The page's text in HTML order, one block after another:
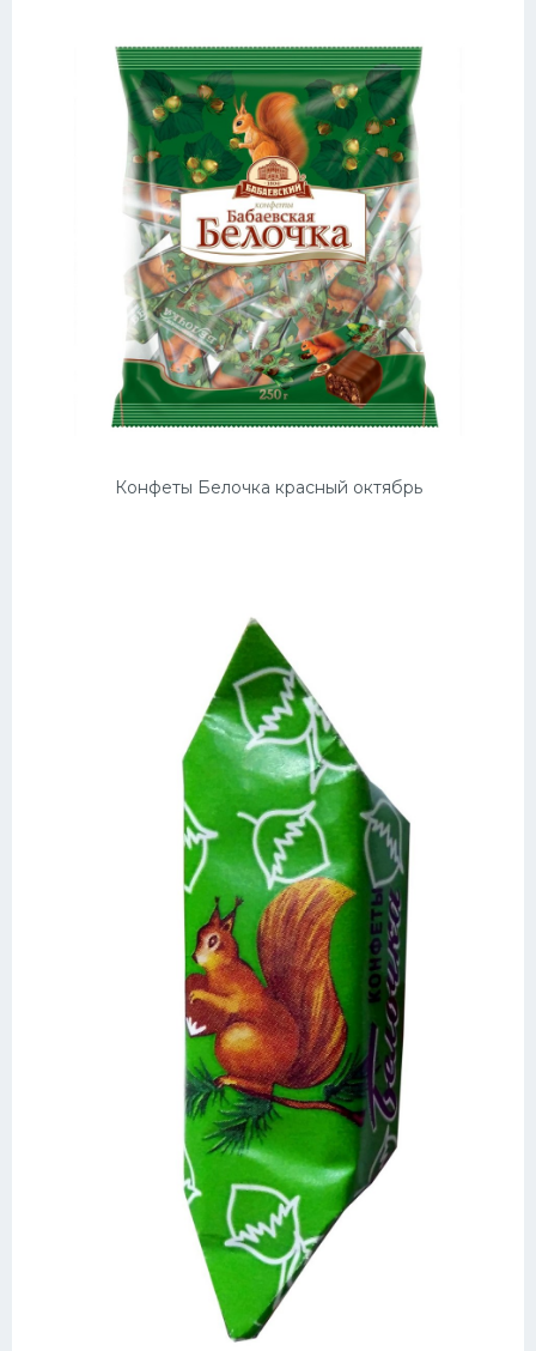
Конфеты Белочка красный октябрь